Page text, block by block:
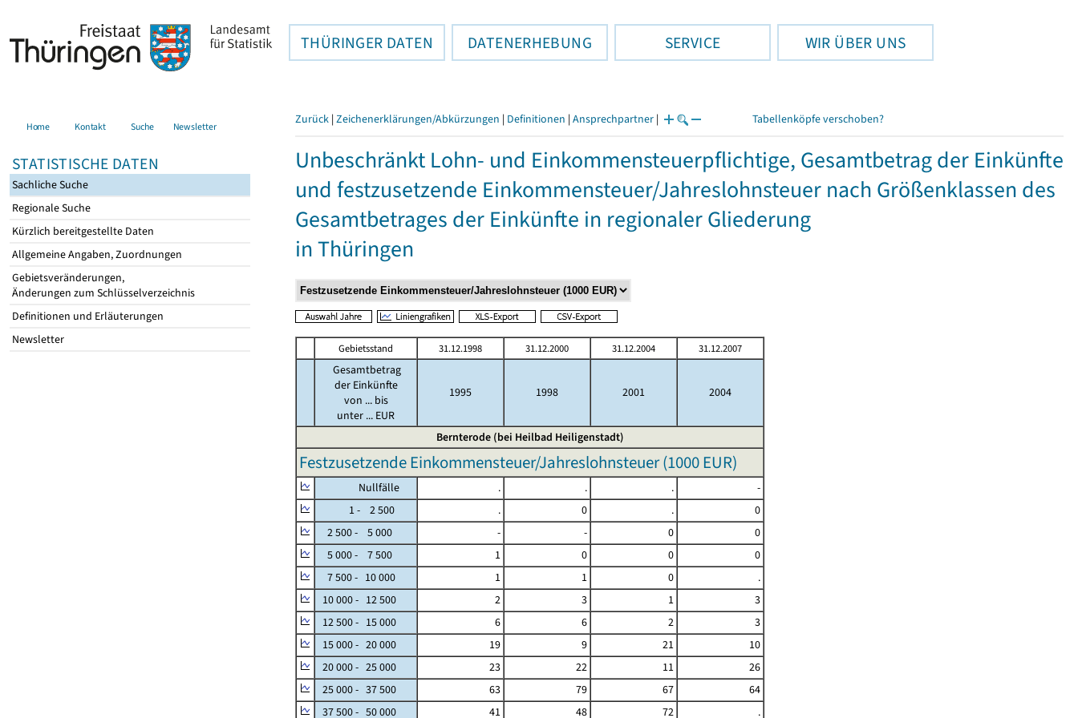
THÜRINGER DATEN DATENERHEBUNG SERVICE WIR ÜBER UNS
Home Kontakt Suche Newsletter
STATISTISCHE DATEN
Sachliche Suche
Regionale Suche
Kürzlich bereitgestellte Daten
Allgemeine Angaben, Zuordnungen
Gebietsveränderungen,
Änderungen zum Schlüsselverzeichnis
Definitionen und Erläuterungen
Newsletter
Zurück | Zeichenerklärungen/Abkürzungen | Definitionen | Ansprechpartner | Tabellenköpfe verschoben?
Unbeschränkt Lohn- und Einkommensteuerpflichtige, Gesamtbetrag der Einkünfte
und festzusetzende Einkommensteuer/Jahreslohnsteuer nach Größenklassen des
Gesamtbetrages der Einkünfte in regionaler Gliederung
in Thüringen
Gebietsstand 31.12.1998 31.12.2000 31.12.2004 31.12.2007
Gesamtbetrag
der Einkünfte
von ... bis
unter ... EUR
1995 1998 2001 2004
Bernterode (bei Heilbad Heiligenstadt)
Festzusetzende Einkommensteuer/Jahreslohnsteuer (1000 EUR)
Nullfälle . . .
-
1 - 2 500
. 0 .
0
2 500 - 5 000
- - 0
0
5 000 - 7 500
1 0 0
0
7 500 - 10 000
1 1 0
.
10 000 - 12 500
2 3 1
3
12 500 - 15 000
6 6 2
3
15 000 - 20 000
19 9 21
10
20 000 - 25 000
23 22 11
26
25 000 - 37 500
63 79 67
64
37 500 - 50 000
41 48 72 .